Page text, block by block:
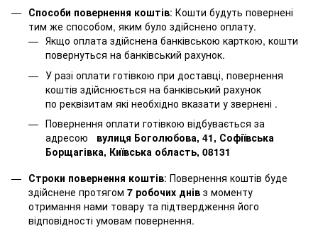
Способи повернення коштів: Кошти будуть повернені
тим же способом, яким було здійснено оплату.
Якщо оплата здійснена банківською карткою, кошти
повернуться на банківський рахунок.
У разі оплати готівкою при доставці, повернення
коштів здійснюється на банківський рахунок
по реквізитам які необхідно вказати у звернені .
Повернення оплати готівкою відбувається за
адресою вулиця Боголюбова, 41, Софіївська
Борщагівка, Київська область, 08131
Строки повернення коштів: Повернення коштів буде
здійснене протягом 7 робочих днів з моменту
отримання нами товару та підтвердження його
відповідності умовам повернення.